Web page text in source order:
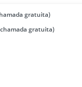
gratuita)
gratuita)